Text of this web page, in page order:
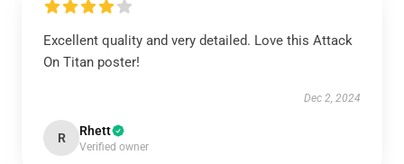
Excellent quality and very detailed. Love this Attack
On Titan poster!
Dec 2, 2024
R Rhett
Verified owner